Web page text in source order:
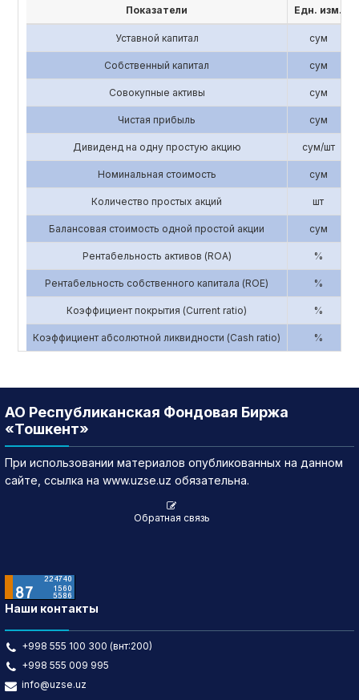
Показатели Едн. изм.
Уставной капитал сум
Собственный капитал сум
Совокупные активы сум
Чистая прибыль сум
Дивиденд на одну простую акцию сум/шт
Номинальная стоимость сум
Количество простых акций шт
Балансовая стоимость одной простой акции сум
Рентабельность активов (ROA) %
Рентабельность собственного капитала (ROE) %
Коэффициент покрытия (Current ratio) %
Коэффициент абсолютной ликвидности (Cash ratio) %
АО Республиканская Фондовая Биржа
«Тошкент»
При использовании материалов опубликованных на данном
сайте, ссылка на www.uzse.uz обязательна.
Обратная связь
Наши контакты
+998 555 100 300 (внт:200)
+998 555 009 995
info@uzse.uz